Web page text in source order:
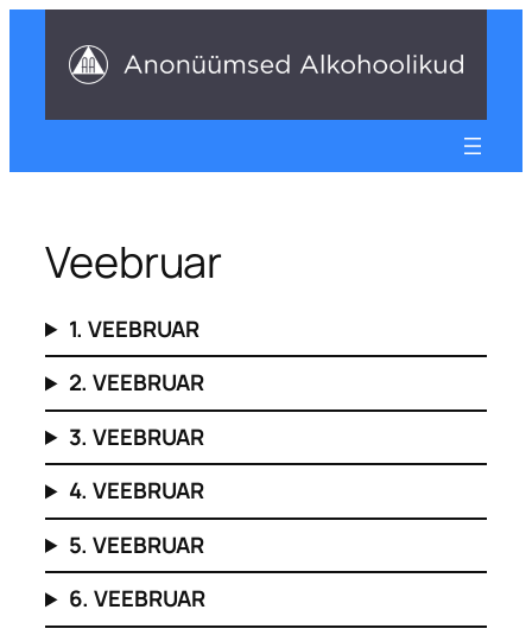
juurde
Veebruar
1. VEEBRUAR
2. VEEBRUAR
3. VEEBRUAR
4. VEEBRUAR
5. VEEBRUAR
6. VEEBRUAR